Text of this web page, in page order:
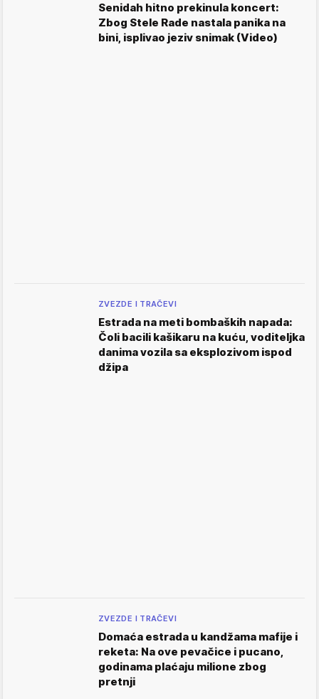
Senidah hitno prekinula koncert:
Zbog Stele Rade nastala panika na
bini, isplivao jeziv snimak (Video)
ZVEZDE I TRAČEVI
Estrada na meti bombaških napada:
Čoli bacili kašikaru na kuću, voditeljka
danima vozila sa eksplozivom ispod
džipa
ZVEZDE I TRAČEVI
Domaća estrada u kandžama mafije i
reketa: Na ove pevačice i pucano,
godinama plaćaju milione zbog
pretnji